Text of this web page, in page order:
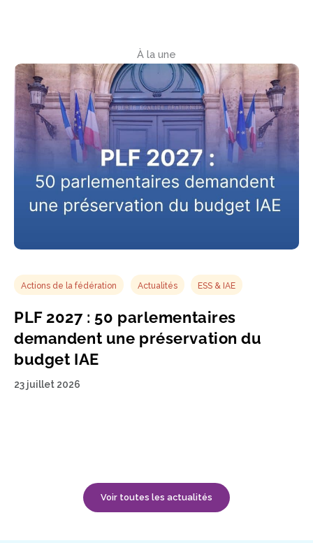
À la une
Actions de la fédération Actualités ESS & IAE
PLF 2027 : 50 parlementaires
demandent une préservation du
budget IAE
23 juillet 2026
Voir toutes les actualités